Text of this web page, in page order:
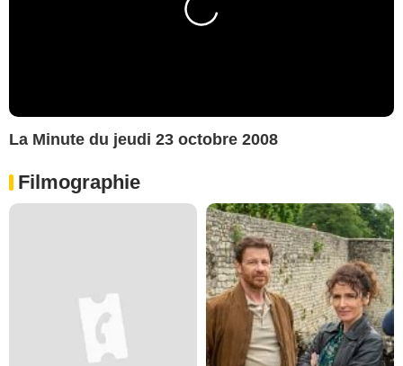
La Minute du jeudi 23 octobre 2008
Filmographie